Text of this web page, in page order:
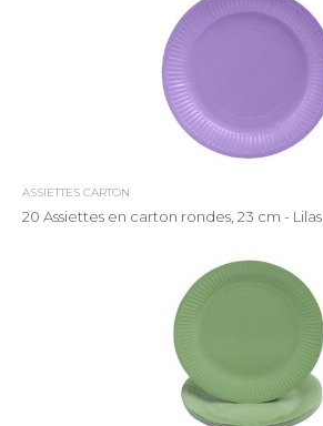
ASSIETTES CARTON
20 Assiettes en carton rondes, 23 cm - Lilas